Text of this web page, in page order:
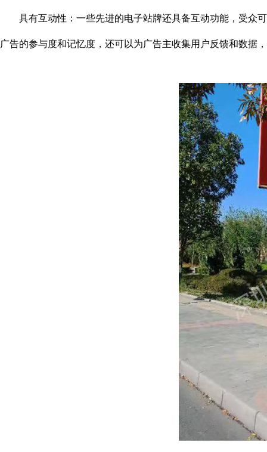
具有互动性：一些先进的电子站牌还具备互动功能，受众可
广告的参与度和记忆度，还可以为广告主收集用户反馈和数据